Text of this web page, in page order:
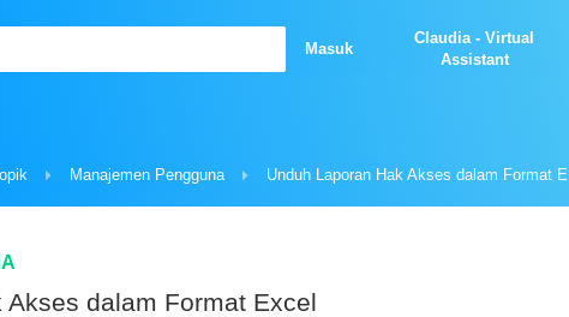
Masuk
Claudia - Virtual
Assistant
Manajemen Pengguna
dalam Format Excel